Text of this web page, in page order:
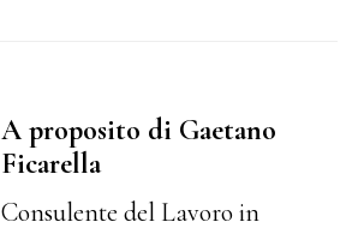
A proposito di Gaetano
Ficarella
Consulente del Lavoro in